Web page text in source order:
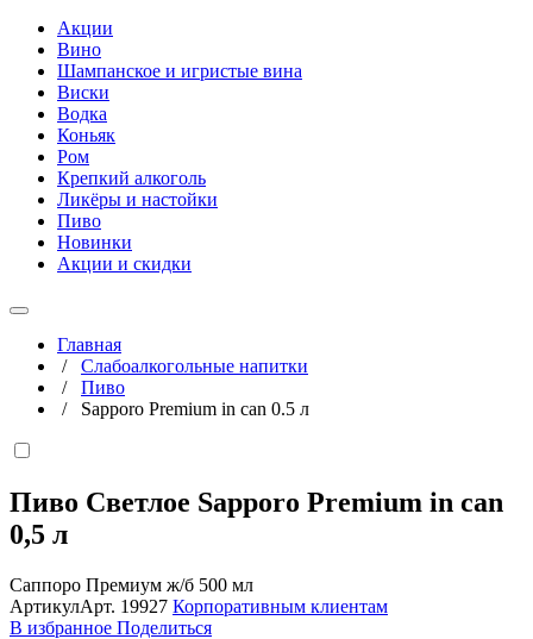
Акции
Вино
Шампанское и игристые вина
Виски
Водка
Коньяк
Ром
Крепкий алкоголь
Ликёры и настойки
Пиво
Новинки
Акции и скидки
Главная
/ Слабоалкогольные напитки
/ Пиво
/ Sapporo Premium in can 0.5 л
Пиво Светлое Sapporo Premium in can
0,5 л
Саппоро Премиум ж/б 500 мл
АртикулАрт. 19927 Корпоративным клиентам
В избранное Поделиться